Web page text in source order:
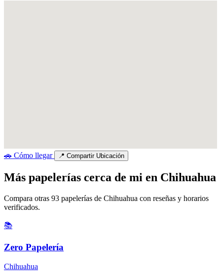
🚗 Cómo llegar 📍 Compartir Ubicación
Más papelerías cerca de mi en Chihuahua
Compara otras 93 papelerías de Chihuahua con reseñas y horarios
verificados.
📚
Zero Papelería
Chihuahua